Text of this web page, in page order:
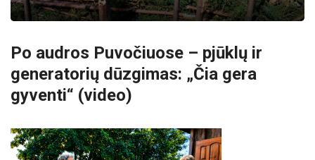
Po audros Puvočiuose – pjūklų ir
generatorių dūzgimas: „Čia gera
gyventi“ (video)